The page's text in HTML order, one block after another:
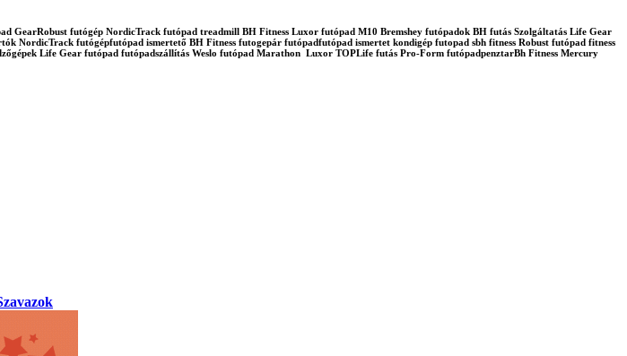
GearRobust futógép NordicTrack futópad treadmill BH Fitness Luxor futópad M10 Bremshey futópadok BH futás Szolgáltatás Life Gear
futógépfutópad ismertető BH Fitness futogepár futópadfutópad ismertet kondigép futopad sbh fitness Robust futópad fitness
Life Gear futópad futópadszállítás Weslo futópad Marathon Luxor TOPLife futás Pro-Form futópadpenztarBh Fitness Mercury